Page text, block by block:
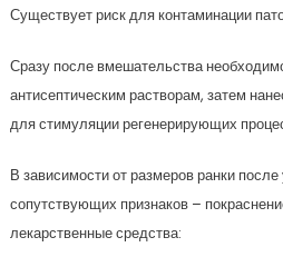
Существует риск для контаминации
Сразу после вмешательства
антисептическим растворам, затем
для стимуляции регенерирующих
В зависимости от размеров ранки
сопутствующих признаков –
лекарственные средства: